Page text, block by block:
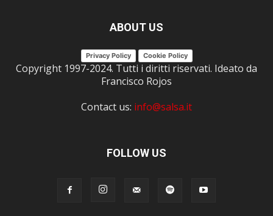
ABOUT US
Privacy Policy Cookie Policy
Copyright 1997-2024. Tutti i diritti riservati. Ideato da
Francisco Rojos
Contact us: info@salsa.it
FOLLOW US